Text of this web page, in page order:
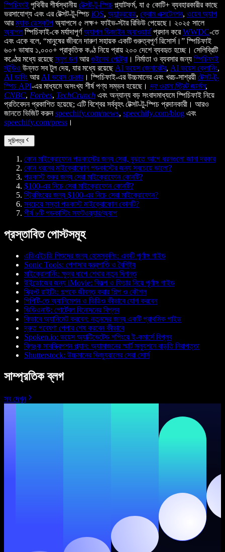
স্পিচিফাই পৃথিবীর শীর্ষস্থানীয় টেক্সট-টু-স্পিচ প্ল্যাটফর্ম, যা ৫ কোটি+ ব্যবহারকারীর কাছে
ভরসাযোগ্য এবং এর টেক্সট-টু-স্পিচ iOS, অ্যান্ড্রয়েড, ক্রোম এক্সটেনশন, ওয়েব অ্যাপ
আরম্যাক ডেস্কটপ অ্যাপসে ৫ লক্ষ+ ফাইভ-স্টার রিভিউ পেয়েছে। ২০২৫ সালে
অ্যাপলস্পিচিফাই-কে মর্যাদাপূর্ণঅ্যাপল ডিজাইন অ্যাওয়ার্ড প্রদান করেWWDC-তে
এবং একে বলে, “মানুষের জীবনে দারুণ সহায়ক একটি গুরুত্বপূর্ণ রিসোর্স।” স্পিচিফাই
৬০+ ভাষায় ১,০০০+ প্রাকৃতিক কণ্ঠ নিয়ে প্রায় ২০০ দেশে ব্যবহৃত হচ্ছে। সেলিব্রিটি
কণ্ঠের মধ্যে রয়েছেস্নুপ ডগ আরগুইনেথ পেল্ট্রো । নির্মাতা ও ব্যবসার জন্য স্পিচিফাই
স্টুডিও উন্নত সব টুল দেয়, যার মধ্যে রয়েছে AI ভয়েস জেনারেটর, AI ভয়েস ক্লোনিং,
AI ডাবিং আর AI ভয়েস চেঞ্জার। স্পিচিফাই-এর উচ্চমানের এবং খরচ-সাশ্রয়ী টেক্সট-টু-
স্পিচ API-এর মাধ্যমে অসংখ্য শীর্ষ পণ্য সম্ভব হয়েছে। দ্য ওয়াল স্ট্রিট জার্নাল,
CNBC, Forbes, TechCrunch এবং অন্যান্য বড় সংবাদমাধ্যমে স্পিচিফাই নিয়ে
প্রতিবেদন প্রকাশিত হয়েছে; এটি বিশ্বের সর্ববৃহৎ টেক্সট-টু-স্পিচ প্রদানকারী। আরও
জানতে ভিজিট করুনspeechify.com/news, speechify.com/blog এবং
speechify.com/press ।
সূচিপত্র
কোন মাইক্রোফোন পডকাস্টের জন্য সেরা, বুঝতে আগে ধরনগুলো জানা দরকার
কোন ধরনের মাইক্রোফোন পডকাস্টের জন্য সবচেয়ে ভালো?
পডকাস্ট শুরুর জন্য সেরা মাইক্রোফোন কোনটি?
$100-এর নিচে সেরা মাইক্রোফোন কোনটি?
স্ট্রিমিংয়ের জন্য $100-এর নিচে সেরা মাইক্রোফোন?
সবচেয়ে সস্তা পডকাস্ট মাইক্রোফোন কোনটি?
শীর্ষ ৮টি পডকাস্টিং সফটওয়্যার/অ্যাপ
প্রস্তাবিত পোস্টসমূহ
এডিএইচডি শিশুদের জন্য হোমস্কুলিং: একটি পূর্ণাঙ্গ গাইড
Sonic Tools: পেশাদার যন্ত্রপাতি ও বৈশিষ্ট্য
মাইক্রোলার্নিং: ক্ষুদ্র ধাপে শেখার নতুন দিগন্ত
উইন্ডোজের জন্য iMovie: বিকল্প ও ফিচার নিয়ে পূর্ণাঙ্গ গাইড
স্ক্রিপ্ট রাইটিং: গল্পকে জীবন্ত করার শিল্প ও কৌশল
পিপিটি-তে অ্যানিমেশন ও ভিডিও কীভাবে যোগ করবেন
ভিডিওনাউ: পোর্টেবল বিনোদনের বিপ্লব
কিভাবে অ্যানিমেট করবেন: নতুনদের জন্য একটি প্রাথমিক গাইড
দ্রুত গবেষণা পেপার শেষ করবেন কীভাবে
Spoken.io: ভয়েস অ্যাক্টিভেটেড শপিংয়ে ই-কমার্সে বিপ্লব
ব্লিঙ্ক সাবস্ক্রিপশন প্ল্যান: অ্যামাজনের স্মার্ট সল্যুশনে বাড়তি নিরাপত্তা
Shutterstock: উচ্চমানের ভিজ্যুয়ালের সেরা সোর্স
সাম্প্রতিক ব্লগ
সব দেখুন